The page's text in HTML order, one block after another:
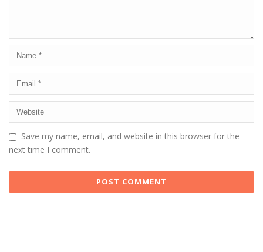
Save my name, email, and website in this browser for the
next time I comment.